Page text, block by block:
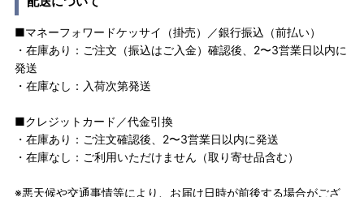
■マネーフォワードケッサイ（掛売）／銀行振込（前払い）
・在庫あり：ご注文（振込はご入金）確認後、2〜3営業日以内に
発送
・在庫なし：入荷次第発送
■クレジットカード／代金引換
・在庫あり：ご注文確認後、2〜3営業日以内に発送
・在庫なし：ご利用いただけません（取り寄せ品含む）
※悪天候や交通事情等により、お届け日時が前後する場合がござ